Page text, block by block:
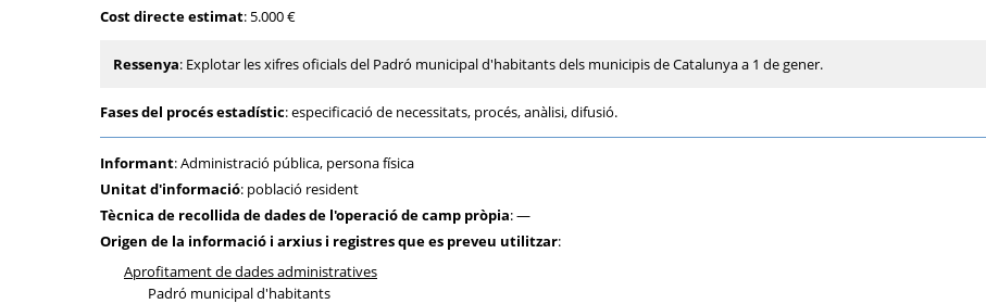
Cost directe estimat: 5.000 €
Ressenya: Explotar les xifres oficials del Padró municipal d'habitants dels municipis de Catalunya a 1 de gener.
Fases del procés estadístic: especificació de necessitats, procés, anàlisi, difusió.
Informant: Administració pública, persona física
Unitat d'informació: població resident
Tècnica de recollida de dades de l'operació de camp pròpia: —
Origen de la informació i arxius i registres que es preveu utilitzar:
Aprofitament de dades administratives
Padró municipal d'habitants